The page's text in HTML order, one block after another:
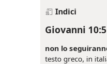
Indici
Giovanni 10:5
non lo
testo greco, in